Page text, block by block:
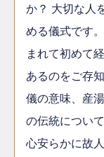
か？ 大切な人
める儀式です
まれて初めて
あるのをご存
儀の意味、産
の伝統につい
心安らかに故